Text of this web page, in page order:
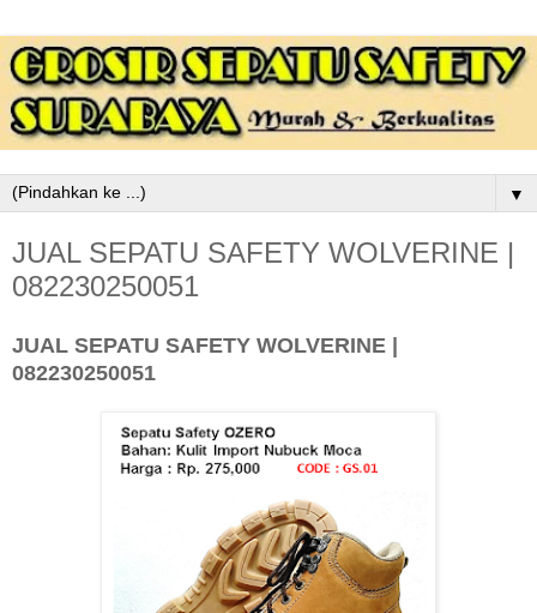
▼
JUAL SEPATU SAFETY WOLVERINE |
082230250051
JUAL SEPATU SAFETY WOLVERINE |
082230250051